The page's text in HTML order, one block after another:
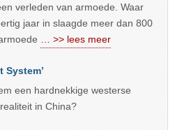
verleden van armoede. Waar
jaar in slaagde meer dan 800
… >> lees meer
System’
een hardnekkige westerse
in China?